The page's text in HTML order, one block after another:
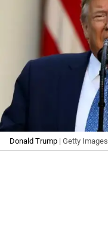
Donald Trump | Getty Images